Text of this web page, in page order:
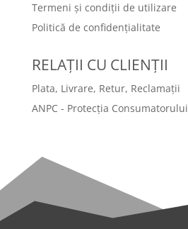
Termeni și condiții de utilizare
Politică de confidențialitate
RELAȚII CU CLIENȚII
Plata, Livrare, Retur, Reclamații
ANPC - Protecția Consumatorului